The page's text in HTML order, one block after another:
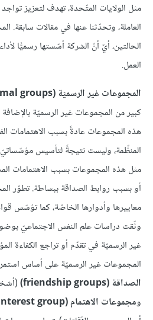
مثل الولايات المتّحدة، تهدف لتعزيز
العاملة، وتحدّثنا عنها في مقالات سابقة.
الحالتين، أيّ أنّ الشركة أسّستها رسميًّا
العمل.
المجموعات غير الرسميّة (informal groups)
كبير من المجموعات غير الرسميّة
هذه المجموعات عادةً بسبب الاهتمامات
المنظّمة، وليست نتيجةً لتأسيس
مثل هذه المجموعات بسبب الاهتمامات
أو بسبب روابط الصداقة ببساطة. تطوّر
معاييرها وأدوارها الخاصّة، كما تؤسّس
وثّقت دراسات علم النفس الاجتماعيّ
غير الرسميّة في تقدّم أو تراجع الكفاءة
المجموعات غير الرسميّة على أساس
الصداقة (friendship groups)
ومجموعات الاهتمام (interest group)